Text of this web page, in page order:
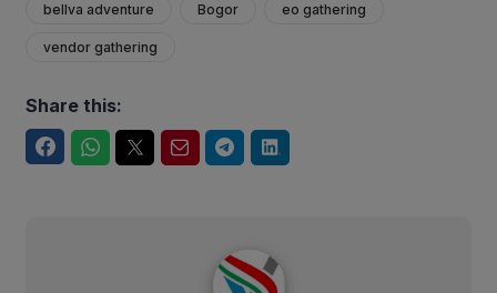
bellva adventure Bogor eo gathering
vendor gathering
Share this: